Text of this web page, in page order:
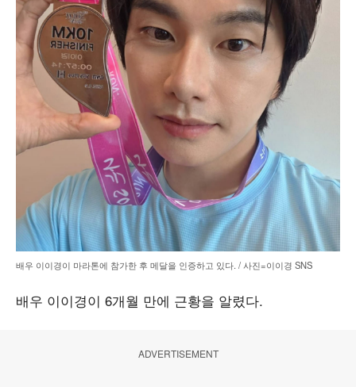
배우 이이경이 마라톤에 참가한 후 메달을 인증하고 있다. / 사진=이이경 SNS
배우 이이경이 6개월 만에 근황을 알렸다.
ADVERTISEMENT